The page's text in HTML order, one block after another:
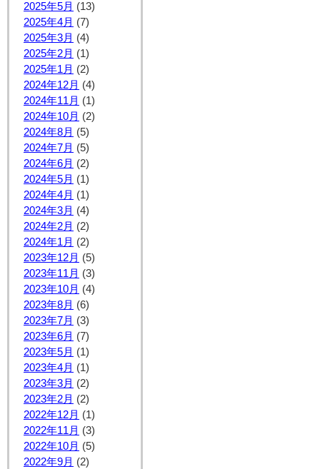
2025年5月 (13)
2025年4月 (7)
2025年3月 (4)
2025年2月 (1)
2025年1月 (2)
2024年12月 (4)
2024年11月 (1)
2024年10月 (2)
2024年8月 (5)
2024年7月 (5)
2024年6月 (2)
2024年5月 (1)
2024年4月 (1)
2024年3月 (4)
2024年2月 (2)
2024年1月 (2)
2023年12月 (5)
2023年11月 (3)
2023年10月 (4)
2023年8月 (6)
2023年7月 (3)
2023年6月 (7)
2023年5月 (1)
2023年4月 (1)
2023年3月 (2)
2023年2月 (2)
2022年12月 (1)
2022年11月 (3)
2022年10月 (5)
2022年9月 (2)